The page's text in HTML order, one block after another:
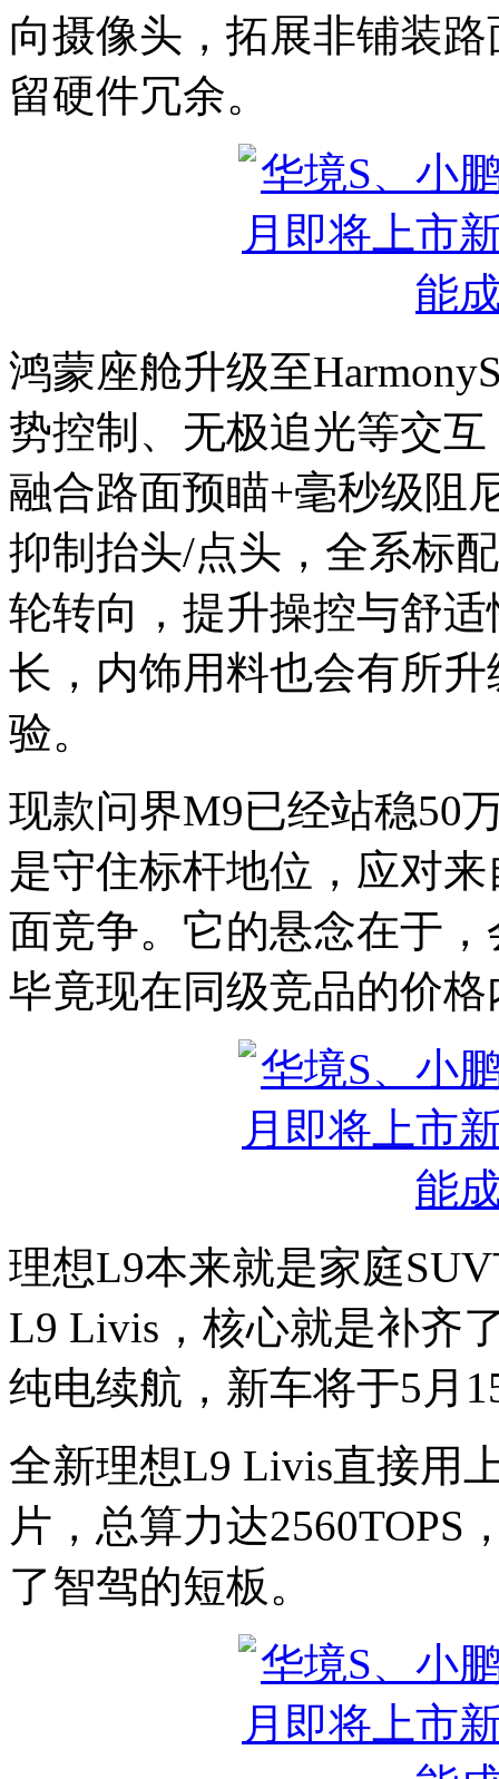
向摄像头，拓展非铺装
留硬件冗余。
鸿蒙座舱升级至‌
势控制、无极追光‌等交
融合‌路面预瞄+毫秒级阻
抑制抬头/点头，全系标
轮转向‌‌‌，提升操控与舒
长，内饰用料也会有所
验。
现款问界M9已经站稳50
是守住标杆地位，应对
面竞争。它的悬念在于
毕竟现在同级竞品的价
理想L9本来就是家庭
L9 Livis，核心就是补齐
纯电续航，新车将于5月
全新理想L9 Livis直接用
片，总算力达2560TOPS
了智驾的短板。